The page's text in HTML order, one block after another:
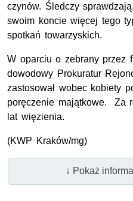
czynów. Śledczy
swoim koncie więcej tego
spotkań towarzyskich.
W oparciu o zebrany przez
dowodowy Prokuratur
zastosował wobec kobiety
poręczenie majątkowe. Za
lat więzienia.
(KWP Kraków/mg)
↓ Pokaż